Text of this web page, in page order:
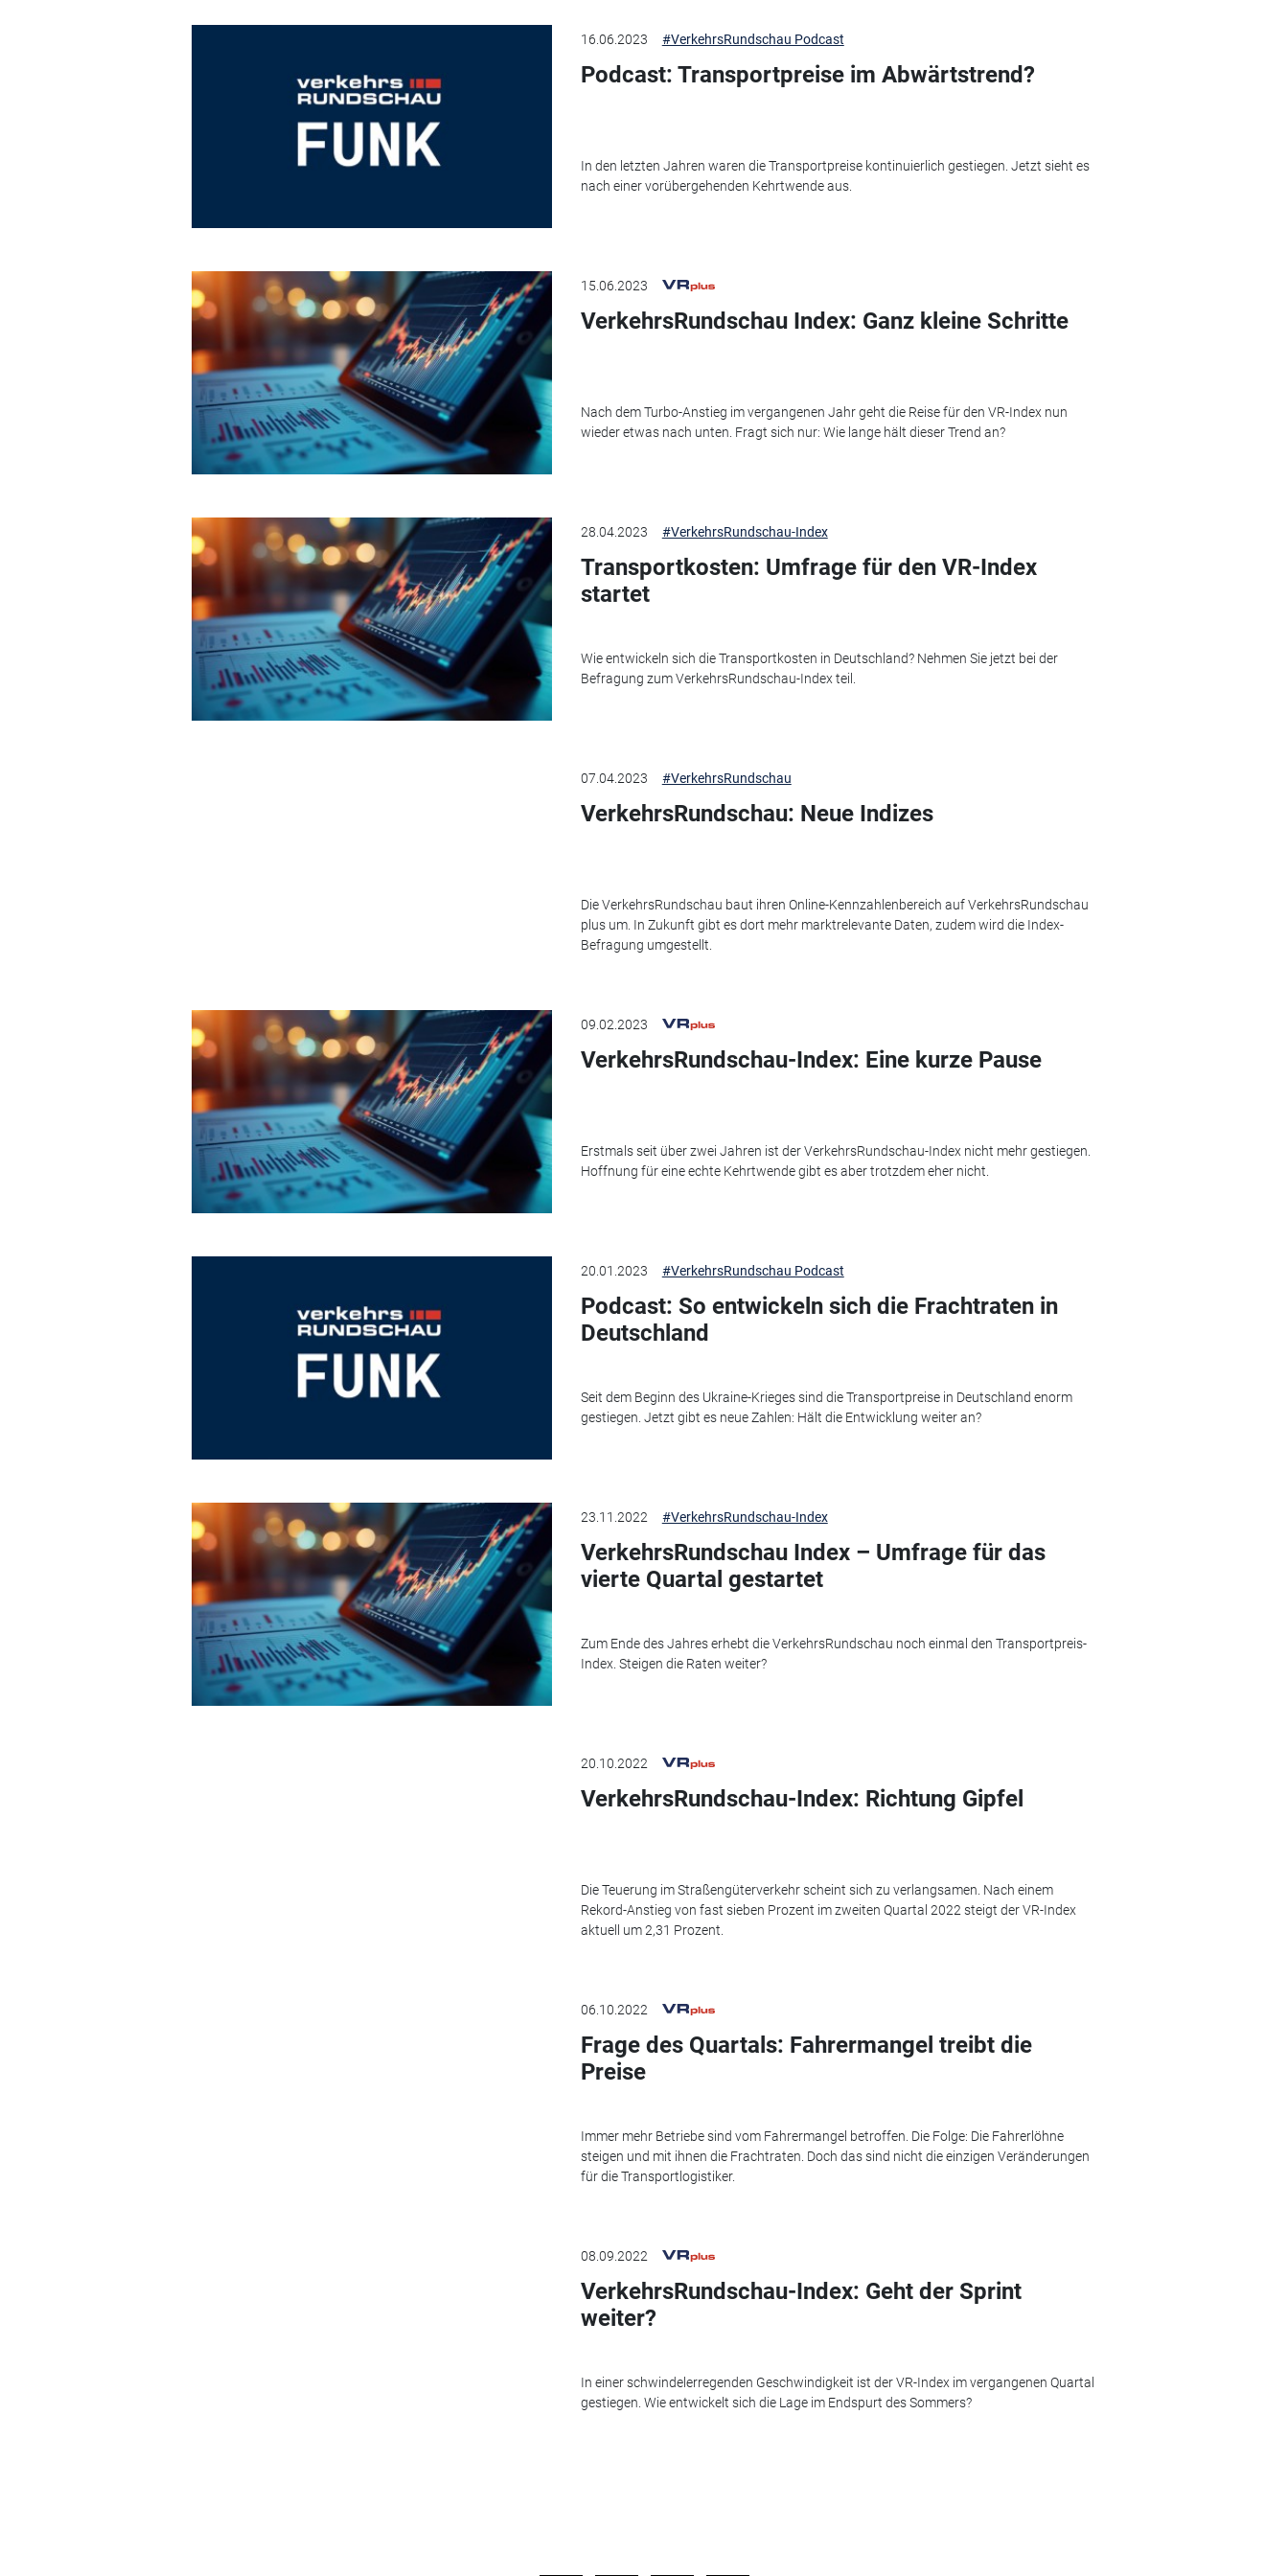
16.06.2023 #VerkehrsRundschau Podcast
Podcast: Transportpreise im Abwärtstrend?
In den letzten Jahren waren die Transportpreise kontinuierlich gestiegen. Jetzt sieht es
nach einer vorübergehenden Kehrtwende aus.
15.06.2023
VerkehrsRundschau Index: Ganz kleine Schritte
Nach dem Turbo-Anstieg im vergangenen Jahr geht die Reise für den VR-Index nun
wieder etwas nach unten. Fragt sich nur: Wie lange hält dieser Trend an?
28.04.2023 #VerkehrsRundschau-Index
Transportkosten: Umfrage für den VR-Index
startet
Wie entwickeln sich die Transportkosten in Deutschland? Nehmen Sie jetzt bei der
Befragung zum VerkehrsRundschau-Index teil.
07.04.2023 #VerkehrsRundschau
VerkehrsRundschau: Neue Indizes
Die VerkehrsRundschau baut ihren Online-Kennzahlenbereich auf VerkehrsRundschau
plus um. In Zukunft gibt es dort mehr marktrelevante Daten, zudem wird die Index-
Befragung umgestellt.
09.02.2023
VerkehrsRundschau-Index: Eine kurze Pause
Erstmals seit über zwei Jahren ist der VerkehrsRundschau-Index nicht mehr gestiegen.
Hoffnung für eine echte Kehrtwende gibt es aber trotzdem eher nicht.
20.01.2023 #VerkehrsRundschau Podcast
Podcast: So entwickeln sich die Frachtraten in
Deutschland
Seit dem Beginn des Ukraine-Krieges sind die Transportpreise in Deutschland enorm
gestiegen. Jetzt gibt es neue Zahlen: Hält die Entwicklung weiter an?
23.11.2022 #VerkehrsRundschau-Index
VerkehrsRundschau Index – Umfrage für das
vierte Quartal gestartet
Zum Ende des Jahres erhebt die VerkehrsRundschau noch einmal den Transportpreis-
Index. Steigen die Raten weiter?
20.10.2022
VerkehrsRundschau-Index: Richtung Gipfel
Die Teuerung im Straßengüterverkehr scheint sich zu verlangsamen. Nach einem
Rekord-Anstieg von fast sieben Prozent im zweiten Quartal 2022 steigt der VR-Index
aktuell um 2,31 Prozent.
06.10.2022
Frage des Quartals: Fahrermangel treibt die
Preise
Immer mehr Betriebe sind vom Fahrermangel betroffen. Die Folge: Die Fahrerlöhne
steigen und mit ihnen die Frachtraten. Doch das sind nicht die einzigen Veränderungen
für die Transportlogistiker.
08.09.2022
VerkehrsRundschau-Index: Geht der Sprint
weiter?
In einer schwindelerregenden Geschwindigkeit ist der VR-Index im vergangenen Quartal
gestiegen. Wie entwickelt sich die Lage im Endspurt des Sommers?